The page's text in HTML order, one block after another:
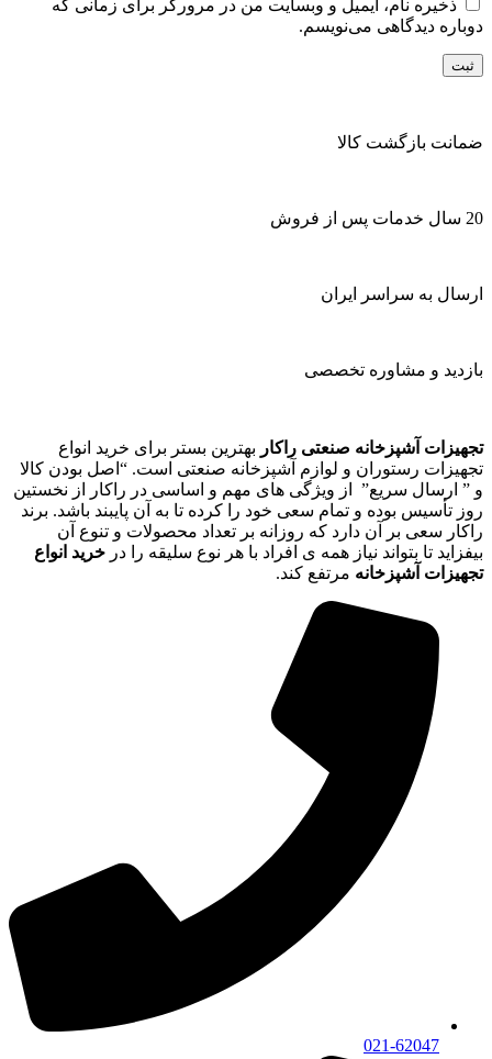
ذخیره نام، ایمیل و وبسایت من در مرورگر برای زمانی که
دوباره دیدگاهی می‌نویسم.
ضمانت بازگشت کالا
20 سال خدمات پس از فروش
ارسال به سراسر ایران
بازدید و مشاوره تخصصی
تجهیزات آشپزخانه صنعتی راکار بهترین بستر برای خرید انواع
تجهیزات رستوران و لوازم آشپزخانه صنعتی است. “اصل بودن کالا
و ” ارسال سریع” از ویژگی های مهم و اساسی در راکار از نخستین
روز تأسیس بوده و تمام سعی خود را کرده تا به آن پایبند باشد. برند
راکار سعی بر آن دارد که روزانه بر تعداد محصولات و تنوع آن
بیفزاید تا بتواند نیاز همه ی افراد با هر نوع سلیقه را در خرید انواع
تجهیزات آشپزخانه مرتفع کند.
021-62047